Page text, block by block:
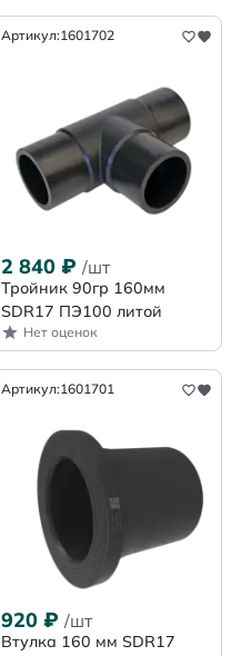
Артикул:1601702
2 840 ₽ /шт
Тройник 90гр 160мм
SDR17 ПЭ100 литой
Нет оценок
Артикул:1601701
920 ₽ /шт
Втулка 160 мм SDR17